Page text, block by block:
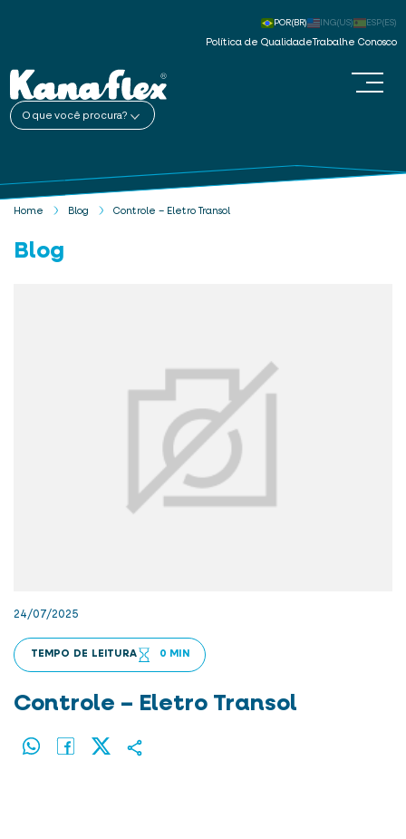
Política de Qualidade Trabalhe Conosco
POR(BR) ING(US) ESP(ES)
O que você procura?
Home Blog Controle – Eletro Transol
Blog
24/07/2025
TEMPO DE LEITURA 0 MIN
Controle – Eletro Transol